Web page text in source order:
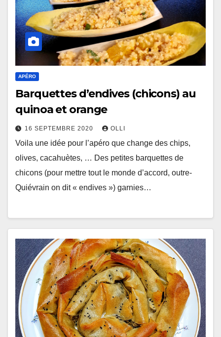
APÉRO
Barquettes d’endives (chicons) au
quinoa et orange
16 SEPTEMBRE 2020 OLLI
Voila une idée pour l’apéro que change des chips,
olives, cacahuètes, … Des petites barquettes de
chicons (pour mettre tout le monde d’accord, outre-
Quiévrain on dit « endives ») garnies…